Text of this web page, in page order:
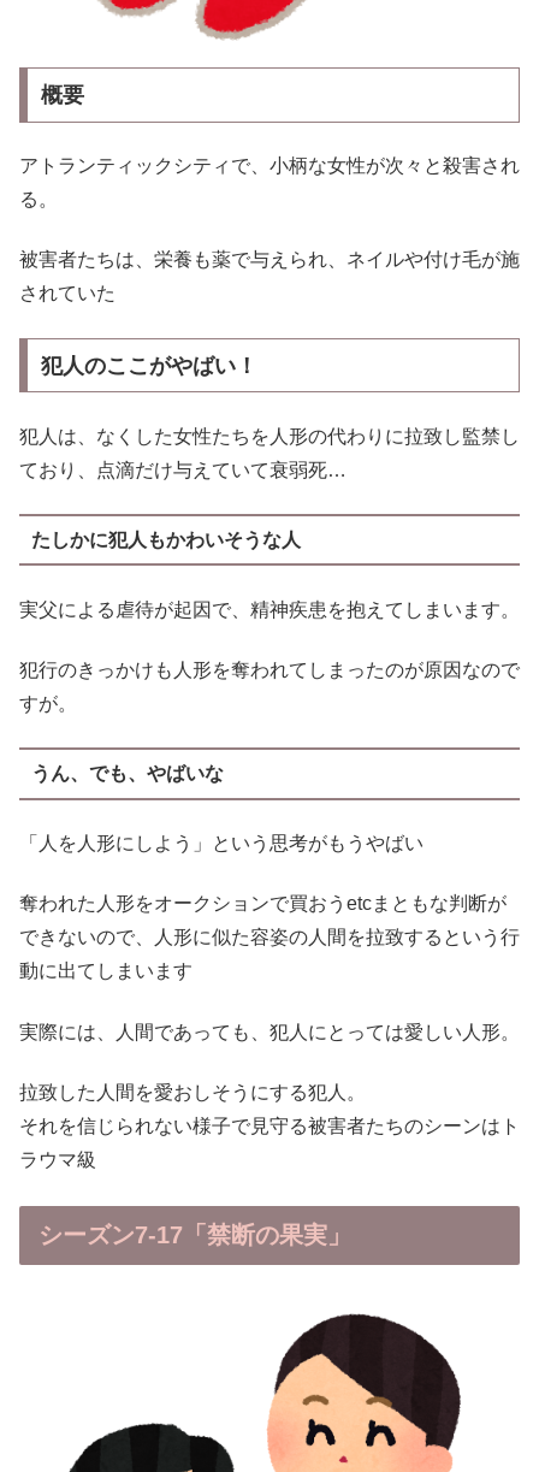
概要
アトランティックシティで、小柄な女性が次々と殺害され
る。
被害者たちは、栄養も薬で与えられ、ネイルや付け毛が施
されていた
犯人のここがやばい！
犯人は、なくした女性たちを人形の代わりに拉致し監禁し
ており、点滴だけ与えていて衰弱死…
たしかに犯人もかわいそうな人
実父による虐待が起因で、精神疾患を抱えてしまいます。
犯行のきっかけも人形を奪われてしまったのが原因なので
すが。
うん、でも、やばいな
「人を人形にしよう」という思考がもうやばい
奪われた人形をオークションで買おうetcまともな判断が
できないので、人形に似た容姿の人間を拉致するという行
動に出てしまいます
実際には、人間であっても、犯人にとっては愛しい人形。
拉致した人間を愛おしそうにする犯人。
それを信じられない様子で見守る被害者たちのシーンはト
ラウマ級
シーズン7-17「禁断の果実」